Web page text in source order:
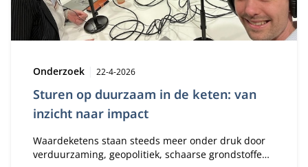
Sturen op duurzaam in de keten: van
inzicht naar impact
Type:
Onderzoek Publicatiedatum:
22-4-2026
Waardeketens staan steeds meer onder druk door
verduurzaming, geopolitiek, schaarse grondstoffen